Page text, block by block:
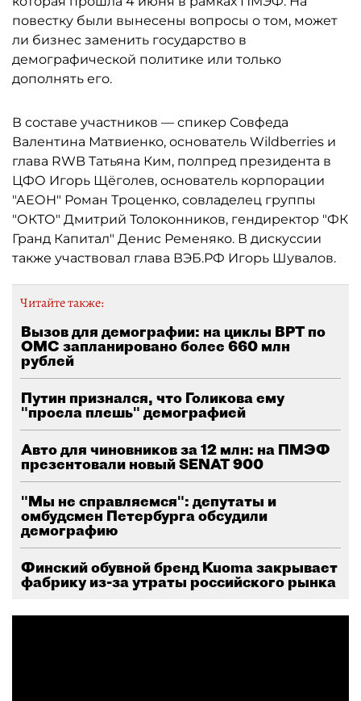
повестку были вынесены вопросы о том, может
ли бизнес заменить государство в
демографической политике или только
дополнять его.
В составе участников — спикер Совфеда
Валентина Матвиенко, основатель Wildberries и
глава RWB Татьяна Ким, полпред президента в
ЦФО Игорь Щёголев, основатель корпорации
"АЕОН" Роман Троценко, совладелец группы
"ОКТО" Дмитрий Толоконников, гендиректор "ФК
Гранд Капитал" Денис Ременяко. В дискуссии
также участвовал глава ВЭБ.РФ Игорь Шувалов.
Читайте также:
Вызов для демографии: на циклы ВРТ по
ОМС запланировано более 660 млн
рублей
Путин признался, что Голикова ему
"проела плешь" демографией
Авто для чиновников за 12 млн: на ПМЭФ
презентовали новый SENAT 900
"Мы не справляемся": депутаты и
омбудсмен Петербурга обсудили
демографию
Финский обувной бренд Kuoma закрывает
фабрику из-за утраты российского рынка